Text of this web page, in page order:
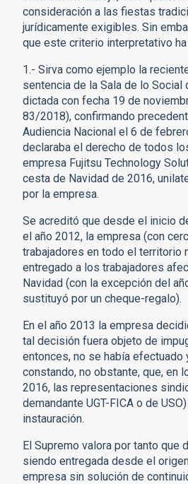
consideración a las fiestas
jurídicamente exigibles. Sin
que este criterio interpretativo
1.- Sirva como ejemplo la
sentencia de la Sala de lo Social
dictada con fecha 19 de
83/2018), confirmando
Audiencia Nacional el 6 de
declaraba el derecho de todos
empresa Fujitsu Technology
cesta de Navidad de 2016,
por la empresa.
Se acreditó que desde el inicio
el año 2012, la empresa (con
trabajadores en todo el territorio
entregado a los trabajadores
Navidad (con la excepción del
sustituyó por un cheque-regalo).
En el año 2013 la empresa
tal decisión fuera objeto de
entonces, no se había efectuado
constando, no obstante, que, en
2016, las representaciones
demandante UGT-FICA o de
instauración.
El Supremo valora por tanto que
siendo entregada desde el
empresa sin solución de